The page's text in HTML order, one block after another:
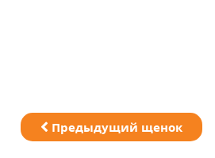
Предыдущий щенок